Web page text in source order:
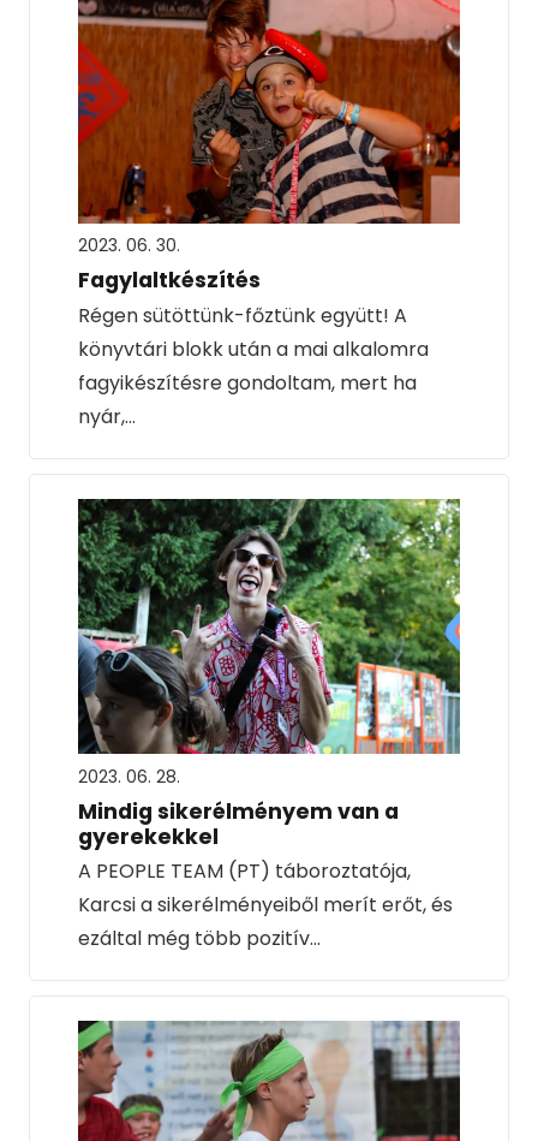
2023. 06. 30.
Fagylaltkészítés
Régen sütöttünk-főztünk együtt! A
könyvtári blokk után a mai alkalomra
fagyikészítésre gondoltam, mert ha
nyár,…
2023. 06. 28.
Mindig sikerélményem van a
gyerekekkel
A PEOPLE TEAM (PT) táboroztatója,
Karcsi a sikerélményeiből merít erőt, és
ezáltal még több pozitív…